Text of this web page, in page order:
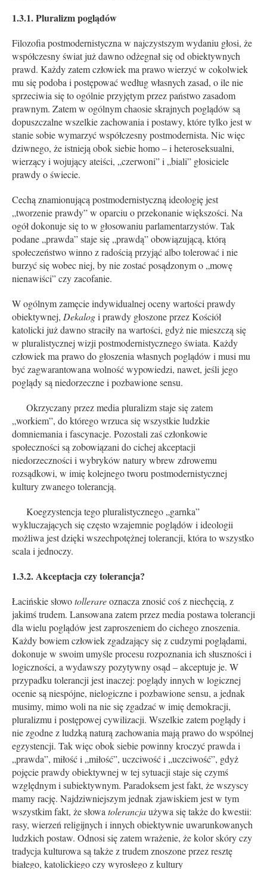
1.3.1. Pluralizm poglądów
Filozofia postmodernistyczna w najczystszym wydaniu głosi, że
współczesny świat już dawno odżegnał się od obiektywnych
prawd. Każdy zatem człowiek ma prawo wierzyć w cokolwiek
mu się podoba i postępować według własnych zasad, o ile nie
sprzeciwia się to ogólnie przyjętym przez państwo zasadom
prawnym. Zatem w ogólnym chaosie skrajnych poglądów są
dopuszczalne wszelkie zachowania i postawy, które tylko jest w
stanie sobie wymarzyć współczesny postmodernista. Nic więc
dziwnego, że istnieją obok siebie homo – i heteroseksualni,
wierzący i wojujący ateiści, „czerwoni” i „biali” głosiciele
prawdy o świecie.
Cechą znamionującą postmodernistyczną ideologię jest
„tworzenie prawdy” w oparciu o przekonanie większości. Na
ogół dokonuje się to w głosowaniu parlamentarzystów. Tak
podane „prawda” staje się „prawdą” obowiązującą, którą
społeczeństwo winno z radością przyjąć albo tolerować i nie
burzyć się wobec niej, by nie zostać posądzonym o „mowę
nienawiści” czy zacofanie.
W ogólnym zamęcie indywidualnej oceny wartości prawdy
obiektywnej, Dekalogi prawdy głoszone przez Kościół
katolicki już dawno straciły na wartości, gdyż nie mieszczą się
w pluralistycznej wizji postmodernistycznego świata. Każdy
człowiek ma prawo do głoszenia własnych poglądów i musi mu
być zagwarantowana wolność wypowiedzi, nawet, jeśli jego
poglądy są niedorzeczne i pozbawione sensu.
Okrzyczany przez media pluralizm staje się zatem
„workiem”, do którego wrzuca się wszystkie ludzkie
domniemania i fascynacje. Pozostali zaś członkowie
społeczności są zobowiązani do cichej akceptacji
niedorzeczności i wybryków natury wbrew zdrowemu
rozsądkowi, w imię kolejnego tworu postmodernistycznej
kultury zwanego tolerancją.
Koegzystencja tego pluralistycznego „garnka”
wykluczających się często wzajemnie poglądów i ideologii
możliwa jest dzięki wszechpotężnej tolerancji, która to wszystko
scala i jednoczy.
1.3.2. Akceptacja czy tolerancja?
Łacińskie słowotollerareoznacza znosić coś z niechęcią, z
jakimś trudem. Lansowana zatem przez media postawa tolerancji
dla wielu poglądów jest zaproszeniem do cichego znoszenia.
Każdy bowiem człowiek zgadzający się z cudzymi poglądami,
dokonuje w swoim umyśle procesu rozpoznania ich słuszności i
logiczności, a wydawszy pozytywny osąd – akceptuje je. W
przypadku tolerancji jest inaczej: poglądy innych w logicznej
ocenie są niespójne, nielogiczne i pozbawione sensu, a jednak
musimy, mimo woli na nie się zgadzać w imię demokracji,
pluralizmu i postępowej cywilizacji. Wszelkie zatem poglądy i
nie zgodne z ludzką naturą zachowania mają prawo do wspólnej
egzystencji. Tak więc obok siebie powinny kroczyć prawda i
„prawda”, miłość i „miłość”, uczciwość i „uczciwość”, gdyż
pojęcie prawdy obiektywnej w tej sytuacji staje się czymś
względnym i subiektywnym. Paradoksem jest fakt, że wszyscy
mamy rację. Najdziwniejszym jednak zjawiskiem jest w tym
wszystkim fakt, że słowa tolerancjaużywa się także do kwestii:
rasy, wierzeń religijnych i innych obiektywnie uwarunkowanych
ludzkich postaw. Odnosi się zatem wrażenie, że kolor skóry czy
tradycja kulturowa są także z trudem znoszone przez resztę
białego, katolickiego czy wyrosłego z kultury